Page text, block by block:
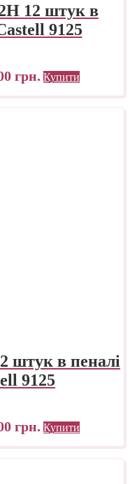
12 штук в
9125
грн. Купити
штук в пеналі
9125
грн. Купити